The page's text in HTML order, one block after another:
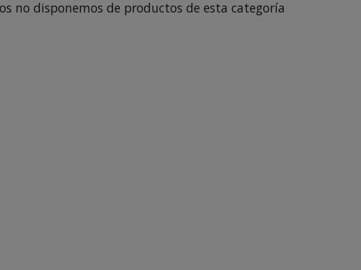
no disponemos de productos de esta categoría